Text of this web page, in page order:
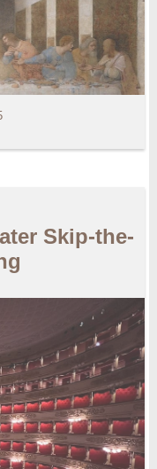
Skip-the-